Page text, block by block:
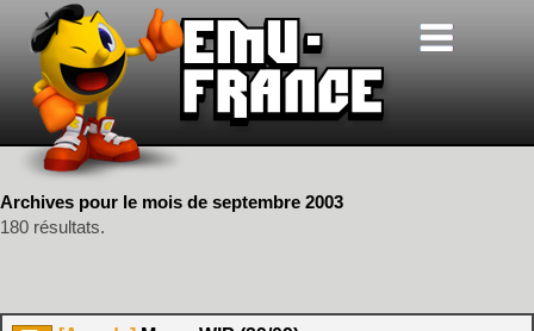
Archives pour le mois de septembre 2003
180 résultats.